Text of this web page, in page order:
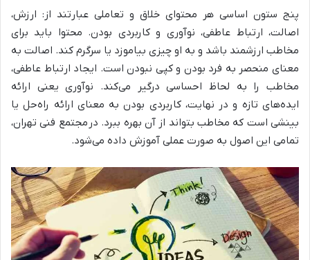
پنج ستون اساسی هر محتوای خلاق و تعاملی عبارتند از: ارزش،
اصالت، ارتباط عاطفی، نوآوری و کاربردی بودن. محتوا باید برای
مخاطب ارزشمند باشد و به او چیزی بیاموزد یا سرگرم کند. اصالت به
معنای منحصر به فرد بودن و کپی نبودن است. ایجاد ارتباط عاطفی،
مخاطب را به لحاظ احساسی درگیر می‌کند. نوآوری یعنی ارائه
ایده‌های تازه و در نهایت، کاربردی بودن به معنای ارائه راه‌حل یا
بینشی است که مخاطب بتواند از آن بهره ببرد. در مجتمع فنی تهران،
تمامی این اصول به صورت عملی آموزش داده می‌شود.